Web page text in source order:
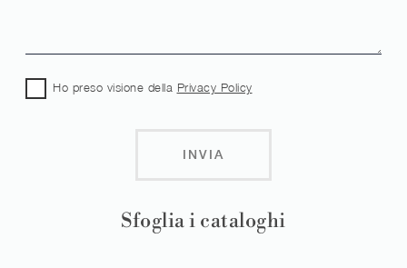
Sfoglia i cataloghi
Ho preso visione della Privacy Policy
INVIA